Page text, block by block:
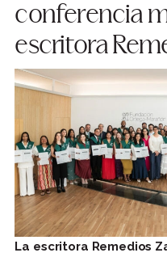
conferencia
escritora
La escritora Remedios